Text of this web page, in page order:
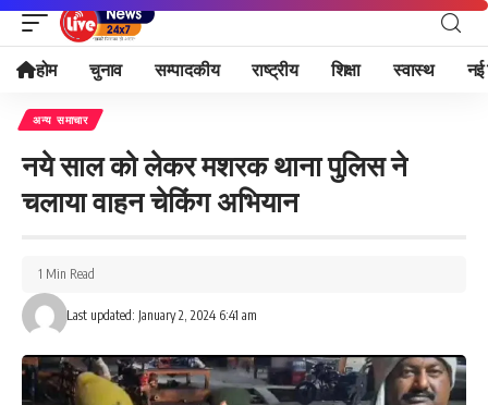
होम चुनाव सम्पादकीय राष्ट्रीय शिक्षा स्वास्थ नई
अन्य समाचार
नये साल को लेकर मशरक थाना पुलिस ने
चलाया वाहन चेकिंग अभियान
Last updated: January 2, 2024 6:41 am
1 Min Read